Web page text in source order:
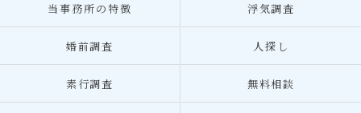
当事務所の特徴 浮気調査
婚前調査 人探し
素行調査 無料相談